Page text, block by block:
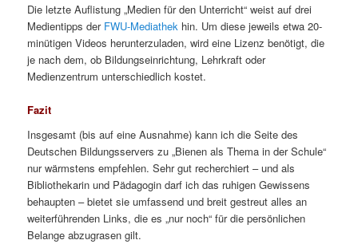
Die letzte Auflistung „Medien für den Unterricht“ weist auf drei
Medientipps der FWU-Mediathek hin. Um diese jeweils etwa 20-
minütigen Videos herunterzuladen, wird eine Lizenz benötigt, die
je nach dem, ob Bildungseinrichtung, Lehrkraft oder
Medienzentrum unterschiedlich kostet.
Fazit
Insgesamt (bis auf eine Ausnahme) kann ich die Seite des
Deutschen Bildungsservers zu „Bienen als Thema in der Schule“
nur wärmstens empfehlen. Sehr gut recherchiert – und als
Bibliothekarin und Pädagogin darf ich das ruhigen Gewissens
behaupten – bietet sie umfassend und breit gestreut alles an
weiterführenden Links, die es „nur noch“ für die persönlichen
Belange abzugrasen gilt.